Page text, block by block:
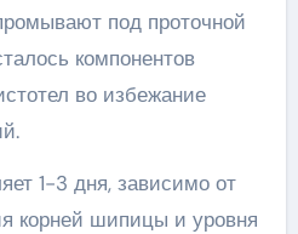
под проточной
компонентов
во избежание
1-3 дня, зависимо от
корней шипицы и уровня